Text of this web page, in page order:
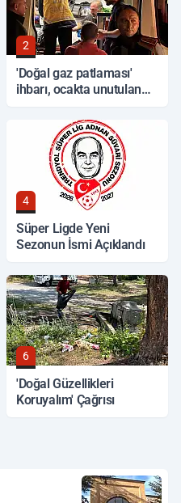
2
'Doğal gaz patlaması'
ihbarı, ocakta unutulan
4
Süper Ligde Yeni
Sezonun İsmi Açıklandı
6
'Doğal Güzellikleri
Koruyalım' Çağrısı